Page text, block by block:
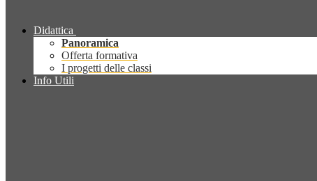
Didattica
Panoramica
Offerta formativa
I progetti delle classi
Info Utili